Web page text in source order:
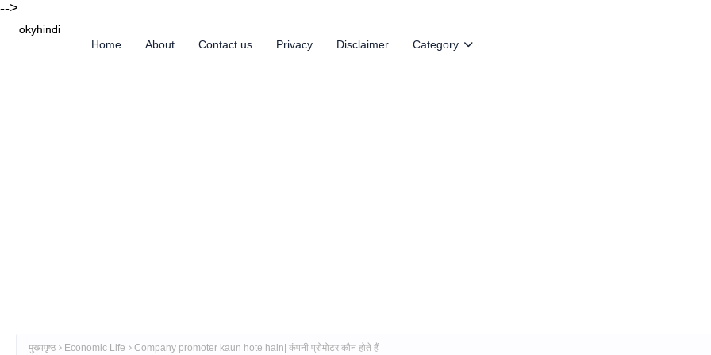
-->
Home About Contact us Privacy Disclaimer Category
मुख्यपृष्ठ Economic Life Company promoter kaun hote hain| कंपनी प्रोमोटर कौन होते हैं